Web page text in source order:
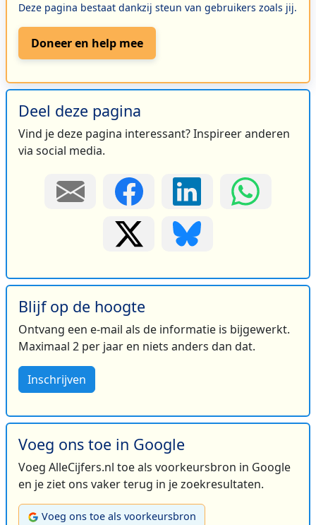
Deze pagina bestaat dankzij steun van gebruikers zoals jij.
Doneer en help mee
Deel deze pagina
Vind je deze pagina interessant? Inspireer anderen
via social media.
Blijf op de hoogte
Ontvang een e-mail als de informatie is bijgewerkt.
Maximaal 2 per jaar en niets anders dan dat.
Inschrijven
Voeg ons toe in Google
Voeg AlleCijfers.nl toe als voorkeursbron in Google
en je ziet ons vaker terug in je zoekresultaten.
Voeg ons toe als voorkeursbron